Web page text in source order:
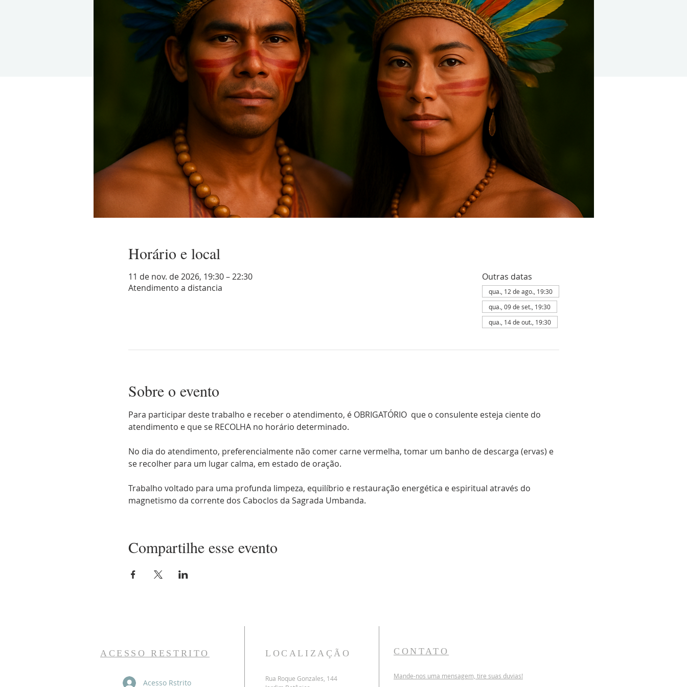
Horário e local
11 de nov. de 2026, 19:30 – 22:30
Atendimento a distancia
Outras datas
qua., 12 de ago., 19:30
qua., 09 de set., 19:30
qua., 14 de out., 19:30
Sobre o evento
Para participar deste trabalho e receber o atendimento, é OBRIGATÓRIO  que o consulente esteja ciente do
atendimento e que se RECOLHA no horário determinado.
No dia do atendimento, preferencialmente não comer carne vermelha, tomar um banho de descarga (ervas) e
se recolher para um lugar calma, em estado de oração.
Trabalho voltado para uma profunda limpeza, equilíbrio e restauração energética e espiritual através do
magnetismo da corrente dos Caboclos da Sagrada Umbanda.
Compartilhe esse evento
ACESSO RESTRITO
Acesso Rstrito
LOCALIZAÇÃO
Rua Roque Gonzales, 144
CONTATO
Mande-nos uma mensagem, tire suas duvias!